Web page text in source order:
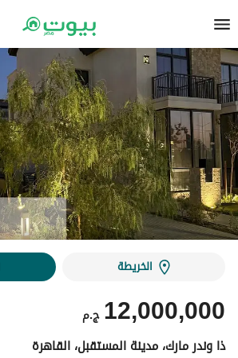
الخريطة
ج.م 12,000,000
ذا وندر مارك، مدينة المستقبل، القاهرة